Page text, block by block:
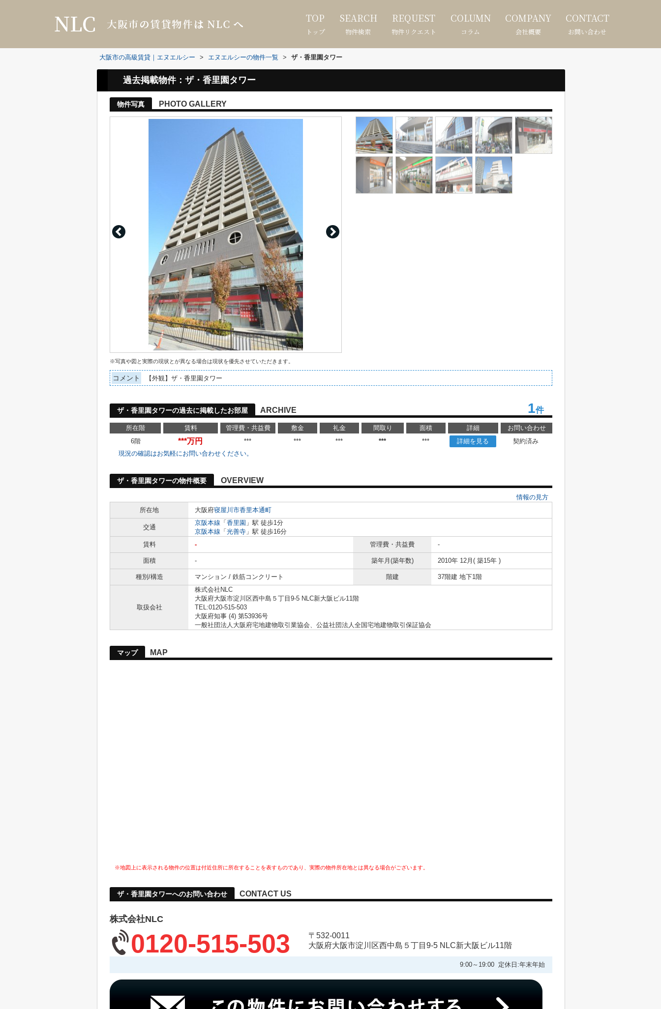
TOP
トップ
SEARCH
物件検索
REQUEST
物件リクエスト
COLUMN
コラム
COMPANY
会社概要
CONTACT
お問い合わせ
大阪市の高級賃貸｜エヌエルシー > エヌエルシーの物件一覧 > ザ・香里園タワー
過去掲載物件：ザ・香里園タワー
物件写真 PHOTO GALLERY
※写真や図と実際の現状とが異なる場合は現状を優先させていただきます。
コメント 【外観】ザ・香里園タワー
ザ・香里園タワーの過去に掲載したお部屋 ARCHIVE 1件
所在階 賃料 管理費・共益費 敷金 礼金 間取り 面積 詳細
お問い合わせ
6階
***万円 *** *** *** *** *** 詳細を見る
契約済み
現況の確認はお気軽にお問い合わせください。
ザ・香里園タワーの物件概要 OVERVIEW
情報の見方
所在地
大阪府寝屋川市香里本通町
交通
京阪本線 「 香里園 」駅 徒歩1分
京阪本線 「 光善寺 」駅 徒歩16分
賃料
- 管理費・共益費 -
面積 - 築年月(築年数) 2010年 12月( 築15年 )
種別/構造 マンション / 鉄筋コンクリート 階建 37階建 地下1階
取扱会社
株式会社NLC
大阪府大阪市淀川区西中島５丁目9-5 NLC新大阪ビル11階
TEL:0120-515-503
大阪府知事 (4) 第53936号
一般社団法人大阪府宅地建物取引業協会、公益社団法人全国宅地建物取引保証協会
マップ MAP
※地図上に表示される物件の位置は付近住所に所在することを表すものであり、実際の物件所在地とは異なる場合がございます。
ザ・香里園タワーへのお問い合わせ CONTACT US
株式会社NLC
0120-515-503
〒532-0011
大阪府大阪市淀川区西中島５丁目9-5 NLC新大阪ビル11階
9:00～19:00 定休日:年末年始